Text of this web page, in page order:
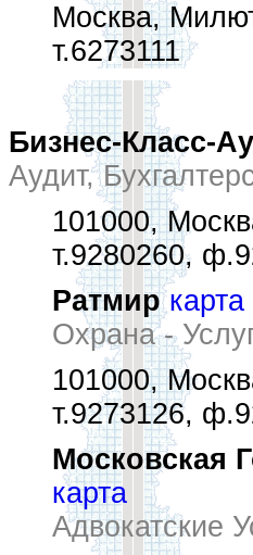
Москва,
т.6273111
Бизнес-Класс-
Аудит,
101000,
т.9280260,
Ратмир карта
Охрана -
101000,
т.9273126,
Московская
карта
Адвокатские